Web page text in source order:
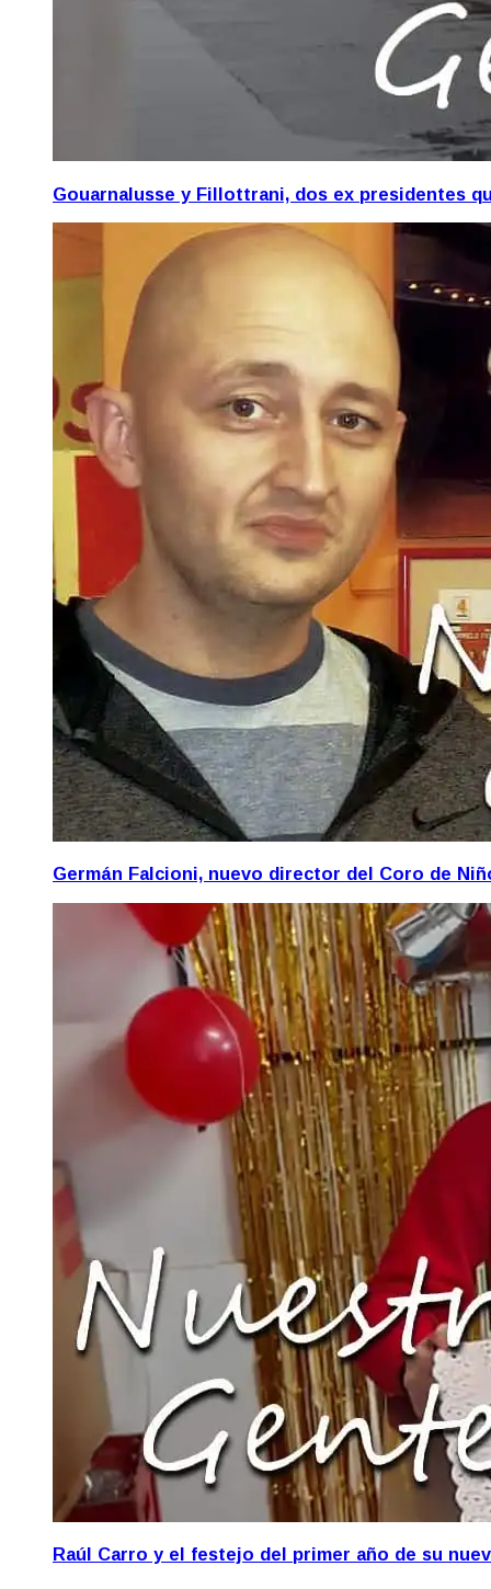
Gouarnalusse y Fillottrani, dos ex presidentes
Germán Falcioni, nuevo director del Coro de
Raúl Carro y el festejo del primer año de su